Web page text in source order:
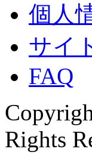
個人
サイ
FAQ
Rights